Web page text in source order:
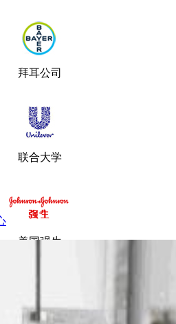
拜耳公司
联合大学
美国强生